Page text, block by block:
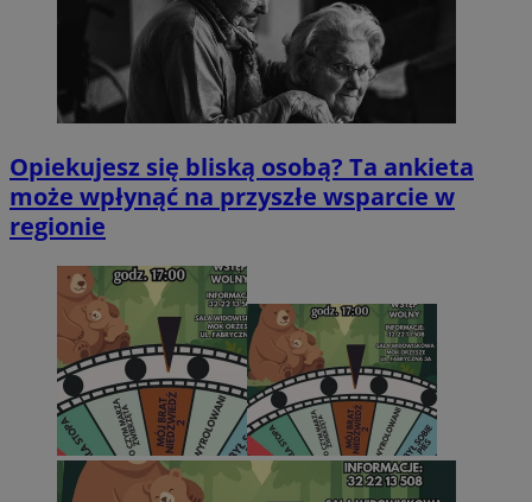
Opiekujesz się bliską osobą? Ta ankieta
może wpłynąć na przyszłe wsparcie w
regionie